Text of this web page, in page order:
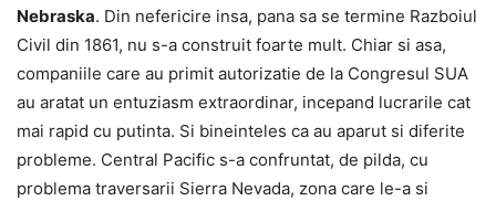
Nebraska. Din nefericire insa, pana sa se termine Razboiul
Civil din 1861, nu s-a construit foarte mult. Chiar si asa,
companiile care au primit autorizatie de la Congresul SUA
au aratat un entuziasm extraordinar, incepand lucrarile cat
mai rapid cu putinta. Si bineinteles ca au aparut si diferite
probleme. Central Pacific s-a confruntat, de pilda, cu
problema traversarii Sierra Nevada, zona care le-a si